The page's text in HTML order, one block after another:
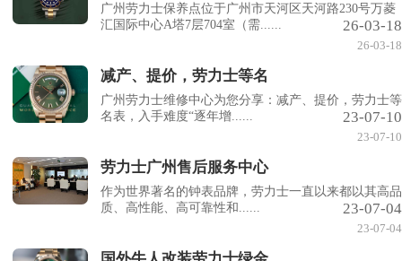
广州劳力士保养点位于广州市天河区天河路230号万菱
汇国际中心A塔7层704室（需......
26-03-18
26-03-18
减产、提价，劳力士等名
广州劳力士维修中心为您分享：减产、提价，劳力士等
名表，入手难度“逐年增......
23-07-10
23-07-10
劳力士广州售后服务中心
作为世界著名的钟表品牌，劳力士一直以来都以其高品
质、高性能、高可靠性和......
23-07-04
23-07-04